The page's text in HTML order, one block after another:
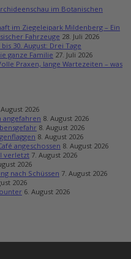
im Botanischen
im Ziegeleipark Mildenberg – Ein
Fahrzeuge 28. Juli 2026
30. August: Drei Tage
ganze Familie 27. Juli 2026
Praxen, lange Wartezeiten – was
2026
angefahren 8. August 2026
8. August 2026
8. August 2026
angeschossen 8. August 2026
verletzt 7. August 2026
2026
nach Schüssen 7. August 2026
2026
6. August 2026